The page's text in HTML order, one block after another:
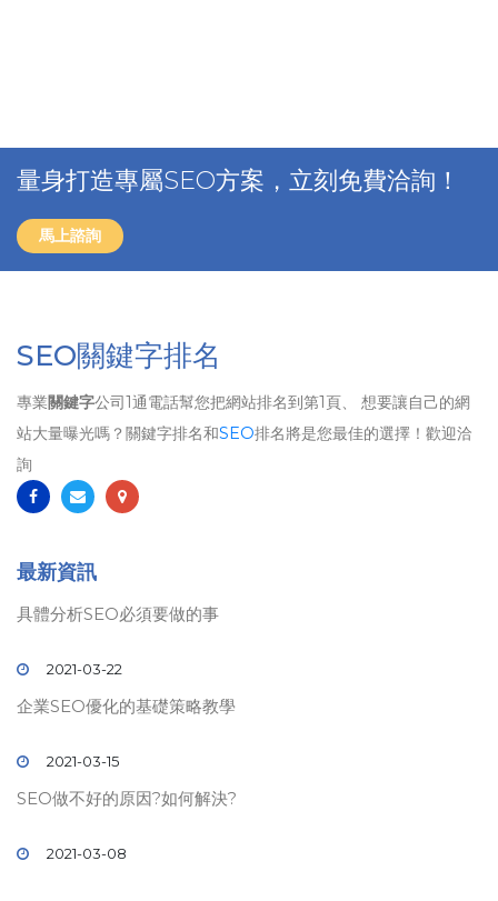
量身打造專屬SEO方案，立刻免費洽詢！
馬上諮詢
SEO關鍵字排名
專業關鍵字公司1通電話幫您把網站排名到第1頁、 想要讓自己的網
站大量曝光嗎？關鍵字排名和SEO排名將是您最佳的選擇！歡迎洽
詢
最新資訊
具體分析SEO必須要做的事
2021-03-22
企業SEO優化的基礎策略教學
2021-03-15
SEO做不好的原因?如何解決?
2021-03-08